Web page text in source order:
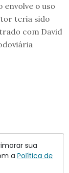
o uso
teria sido
com David
sua
a Política de